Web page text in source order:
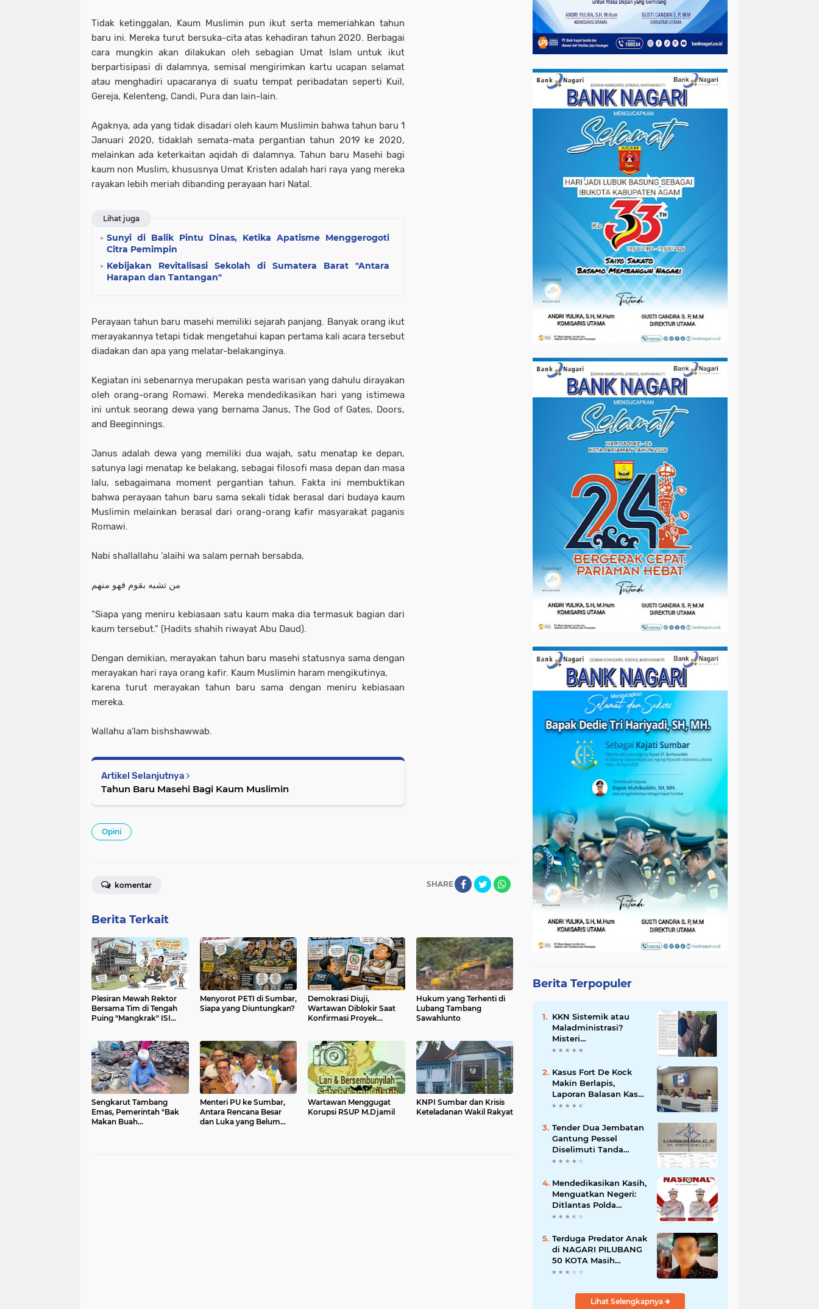
Tidak ketinggalan, Kaum Muslimin pun ikut serta memeriahkan tahun
baru ini. Mereka turut bersuka-cita atas kehadiran tahun 2020. Berbagai
cara mungkin akan dilakukan oleh sebagian Umat Islam untuk ikut
berpartisipasi di dalamnya, semisal mengirimkan kartu ucapan selamat
atau menghadiri upacaranya di suatu tempat peribadatan seperti Kuil,
Gereja, Kelenteng, Candi, Pura dan lain-lain.
Agaknya, ada yang tidak disadari oleh kaum Muslimin bahwa tahun baru 1
Januari 2020, tidaklah semata-mata pergantian tahun 2019 ke 2020,
melainkan ada keterkaitan aqidah di dalamnya. Tahun baru Masehi bagi
kaum non Muslim, khususnya Umat Kristen adalah hari raya yang mereka
rayakan lebih meriah dibanding perayaan hari Natal.
Lihat juga
Sunyi di Balik Pintu Dinas, Ketika Apatisme Menggerogoti
Citra Pemimpin
Kebijakan Revitalisasi Sekolah di Sumatera Barat "Antara
Harapan dan Tantangan"
Perayaan tahun baru masehi memiliki sejarah panjang. Banyak orang ikut
merayakannya tetapi tidak mengetahui kapan pertama kali acara tersebut
diadakan dan apa yang melatar-belakanginya.
Kegiatan ini sebenarnya merupakan pesta warisan yang dahulu dirayakan
oleh orang-orang Romawi. Mereka mendedikasikan hari yang istimewa
ini untuk seorang dewa yang bernama Janus, The God of Gates, Doors,
and Beeginnings.
Janus adalah dewa yang memiliki dua wajah, satu menatap ke depan,
satunya lagi menatap ke belakang, sebagai filosofi masa depan dan masa
lalu, sebagaimana moment pergantian tahun. Fakta ini membuktikan
bahwa perayaan tahun baru sama sekali tidak berasal dari budaya kaum
Muslimin melainkan berasal dari orang-orang kafir masyarakat paganis
Romawi.
Nabi shallallahu ‘alaihi wa salam pernah bersabda,
من تشبه بقوم فهو منهم
“Siapa yang meniru kebiasaan satu kaum maka dia termasuk bagian dari
kaum tersebut.” (Hadits shahih riwayat Abu Daud).
Dengan demikian, merayakan tahun baru masehi statusnya sama dengan
merayakan hari raya orang kafir. Kaum Muslimin haram mengikutinya,
karena turut merayakan tahun baru sama dengan meniru kebiasaan
mereka.
Wallahu a'lam bishshawwab.
Artikel Selanjutnya
Tahun Baru Masehi Bagi Kaum Muslimin
Opini
SHARE
komentar
Berita Terkait
Plesiran Mewah Rektor
Bersama Tim di Tengah
Puing "Mangkrak" ISI
Menyorot PETI di Sumbar,
Siapa yang Diuntungkan?
Demokrasi Diuji,
Wartawan Diblokir Saat
Konfirmasi Proyek
Hukum yang Terhenti di
Lubang Tambang
Sawahlunto
Sengkarut Tambang
Emas, Pemerintah "Bak
Makan Buah
Menteri PU ke Sumbar,
Antara Rencana Besar
dan Luka yang Belum
Wartawan Menggugat
Korupsi RSUP M.Djamil
KNPI Sumbar dan Krisis
Keteladanan Wakil Rakyat
Berita Terpopuler
KKN Sistemik atau
Maladministrasi?
Misteri
"Dikorbankannya" SDN
Transparansi Pemkot
Padang
Kasus Fort De Kock
Makin Berlapis,
Laporan Balasan Kasat
Pol PP Disorot: Upaya
atau Pengalihan Isu?
Tender Dua Jembatan
Gantung Pessel
Diselimuti Tanda
Tanya, Gangguan
Permainan di Balik
Layar?
Mendedikasikan Kasih,
Menguatkan Negeri:
Ditlantas Polda
Sumbar Apresiasi
sebagai Pilar
Pengabdian
Terduga Predator Anak
di NAGARI PILUBANG
50 KOTA Masih
Berkeliaran
Lihat Selengkapnya